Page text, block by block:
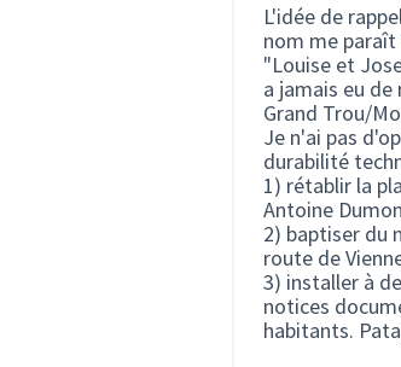
L'idée de
nom me
"Louise et
a jamais eu
Grand Trou/
Je n'ai pas
durabilité
1) rétablir la
Antoine
2) baptiser du
route de
3) installer à
notices
habitants.